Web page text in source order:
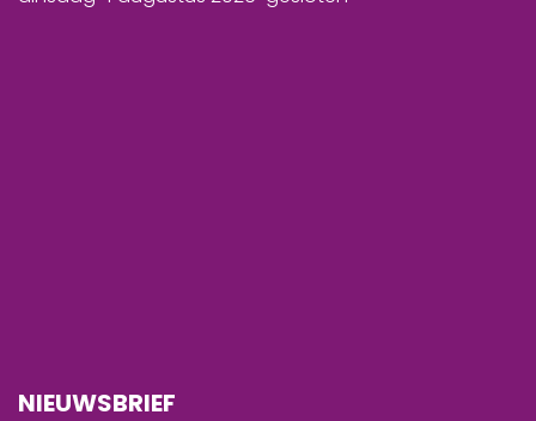
NIEUWSBRIEF